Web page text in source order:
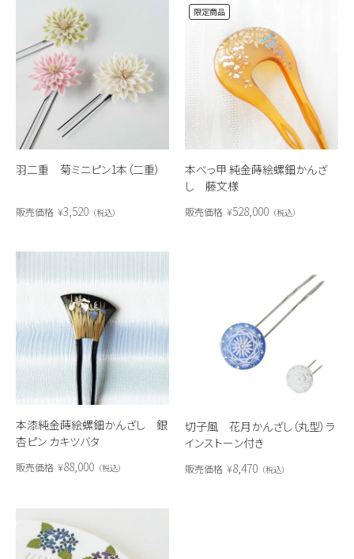
羽二重 菊ミニピン1本（二重）
販売価格 ¥3,520 税込
本べっ甲 純金蒔絵螺鈿かんざ
し 藤文様
限定商品
販売価格 ¥528,000 税込
本漆純金蒔絵螺鈿かんざし 銀
杏ピン カキツバタ
販売価格 ¥88,000 税込
切子風 花月かんざし（丸型）ラ
インストーン付き
販売価格 ¥8,470 税込